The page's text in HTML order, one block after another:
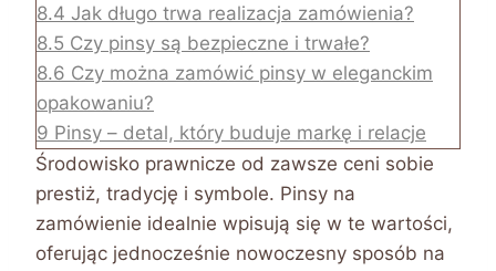
8.4 Jak długo trwa realizacja zamówienia?
8.5 Czy pinsy są bezpieczne i trwałe?
8.6 Czy można zamówić pinsy w eleganckim
opakowaniu?
9 Pinsy – detal, który buduje markę i relacje
Środowisko prawnicze od zawsze ceni sobie
prestiż, tradycję i symbole. Pinsy na
zamówienie idealnie wpisują się w te wartości,
oferując jednocześnie nowoczesny sposób na